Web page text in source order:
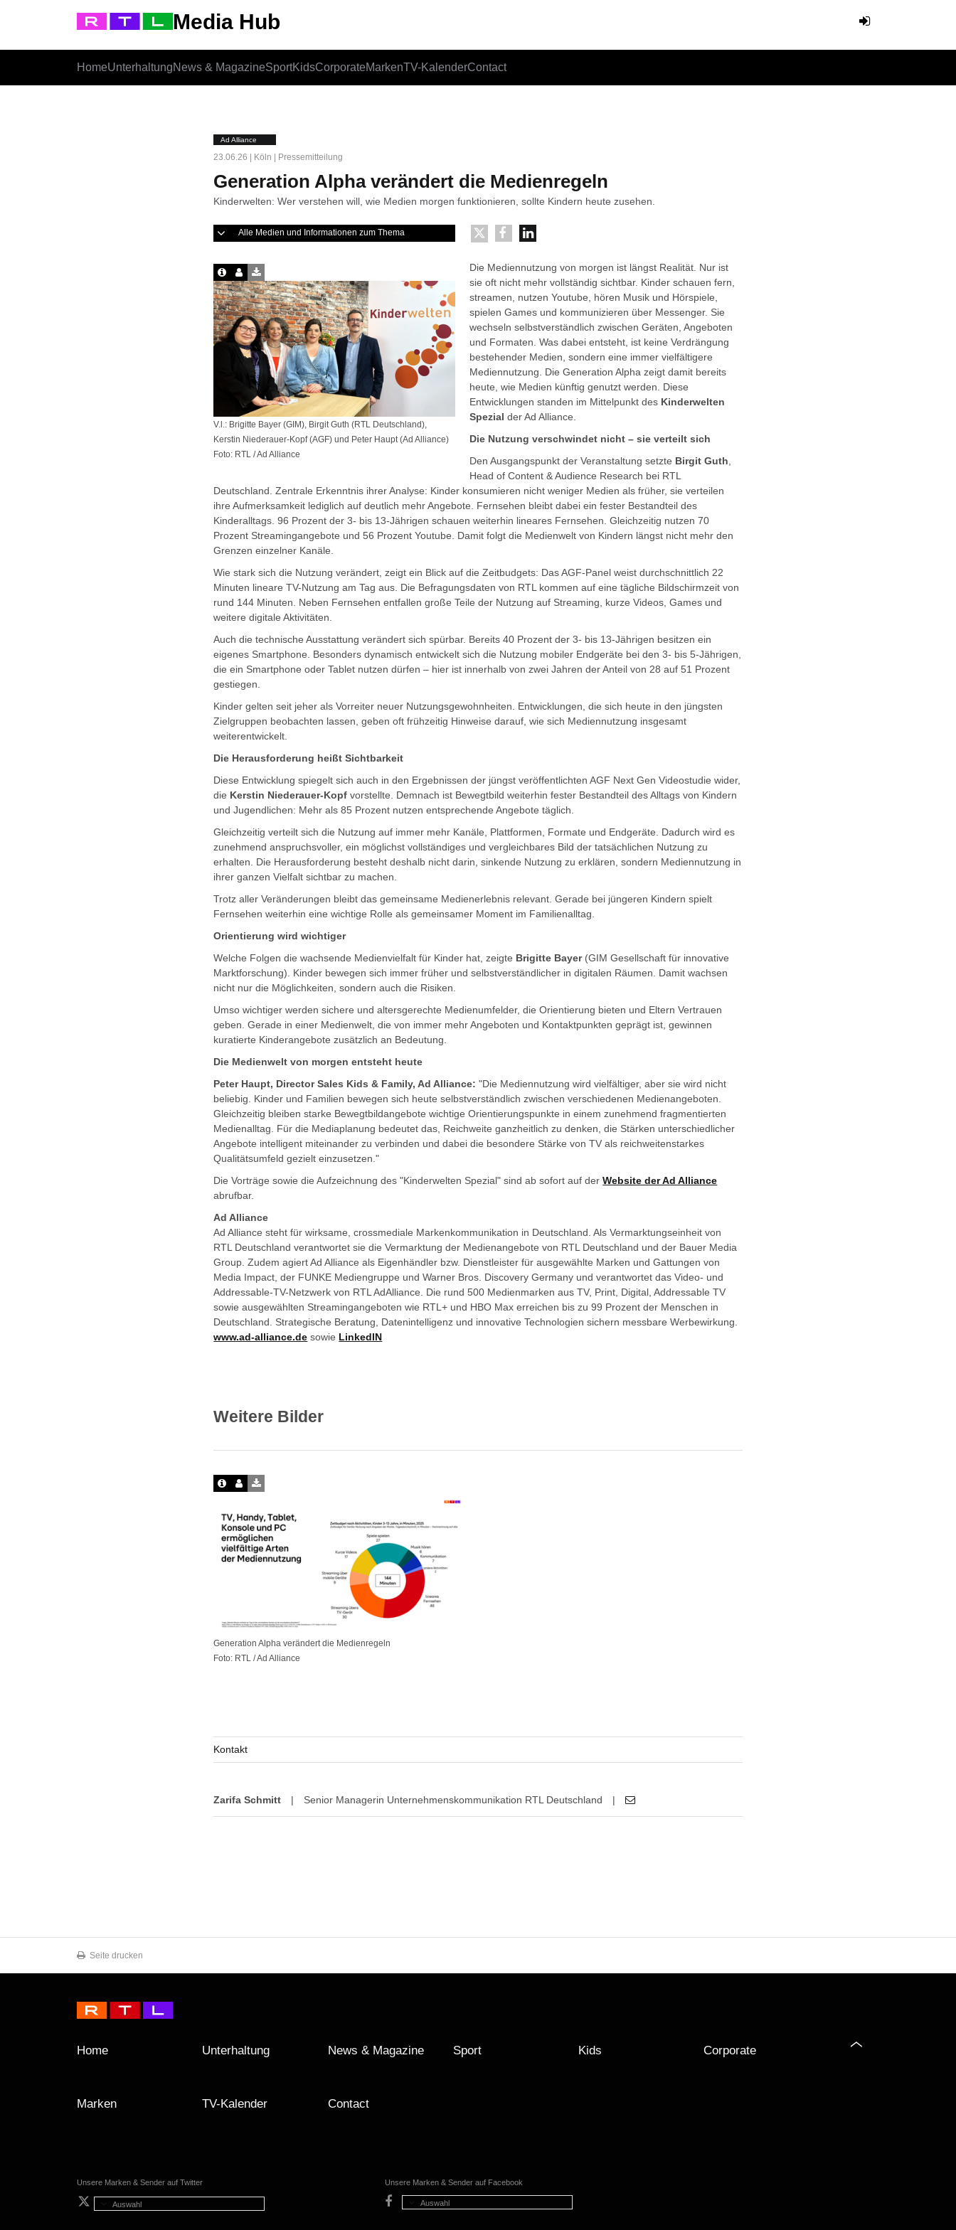
Media Hub
HomeUnterhaltungNews & MagazineSportKidsCorporateMarkenTV-KalenderContact
Ad Alliance
23.06.26 | Köln | Pressemitteilung
Generation Alpha verändert die Medienregeln
Kinderwelten: Wer verstehen will, wie Medien morgen funktionieren, sollte Kindern heute zusehen.
Alle Medien und Informationen zum Thema
V.l.: Brigitte Bayer (GIM), Birgit Guth (RTL Deutschland),
Kerstin Niederauer-Kopf (AGF) und Peter Haupt (Ad Alliance)
Foto: RTL / Ad Alliance
Die Mediennutzung von morgen ist längst Realität. Nur ist
sie oft nicht mehr vollständig sichtbar. Kinder schauen fern,
streamen, nutzen Youtube, hören Musik und Hörspiele,
spielen Games und kommunizieren über Messenger. Sie
wechseln selbstverständlich zwischen Geräten, Angeboten
und Formaten. Was dabei entsteht, ist keine Verdrängung
bestehender Medien, sondern eine immer vielfältigere
Mediennutzung. Die Generation Alpha zeigt damit bereits
heute, wie Medien künftig genutzt werden. Diese
Entwicklungen standen im Mittelpunkt des Kinderwelten
Spezial der Ad Alliance.
Die Nutzung verschwindet nicht – sie verteilt sich
Den Ausgangspunkt der Veranstaltung setzte Birgit Guth
Head of Content & Audience Research bei RTL
Deutschland. Zentrale Erkenntnis ihrer Analyse: Kinder konsumieren nicht weniger Medien als früher, sie verteilen
ihre Aufmerksamkeit lediglich auf deutlich mehr Angebote. Fernsehen bleibt dabei ein fester Bestandteil des
Kinderalltags. 96 Prozent der 3- bis 13-Jährigen schauen weiterhin lineares Fernsehen. Gleichzeitig nutzen 70
Prozent Streamingangebote und 56 Prozent Youtube. Damit folgt die Medienwelt von Kindern längst nicht mehr den
Grenzen einzelner Kanäle.
Wie stark sich die Nutzung verändert, zeigt ein Blick auf die Zeitbudgets: Das AGF-Panel weist durchschnittlich 22
Minuten lineare TV-Nutzung am Tag aus. Die Befragungsdaten von RTL kommen auf eine tägliche Bildschirmzeit von
rund 144 Minuten. Neben Fernsehen entfallen große Teile der Nutzung auf Streaming, kurze Videos, Games und
weitere digitale Aktivitäten.
Auch die technische Ausstattung verändert sich spürbar. Bereits 40 Prozent der 3- bis 13-Jährigen besitzen ein
eigenes Smartphone. Besonders dynamisch entwickelt sich die Nutzung mobiler Endgeräte bei den 3- bis 5-Jährigen,
die ein Smartphone oder Tablet nutzen dürfen – hier ist innerhalb von zwei Jahren der Anteil von 28 auf 51 Prozent
gestiegen.
Kinder gelten seit jeher als Vorreiter neuer Nutzungsgewohnheiten. Entwicklungen, die sich heute in den jüngsten
Zielgruppen beobachten lassen, geben oft frühzeitig Hinweise darauf, wie sich Mediennutzung insgesamt
weiterentwickelt.
Die Herausforderung heißt Sichtbarkeit
Diese Entwicklung spiegelt sich auch in den Ergebnissen der jüngst veröffentlichten AGF Next Gen Videostudie wider,
die Kerstin Niederauer-Kopf vorstellte. Demnach ist Bewegtbild weiterhin fester Bestandteil des Alltags von Kindern
und Jugendlichen: Mehr als 85 Prozent nutzen entsprechende Angebote täglich.
Gleichzeitig verteilt sich die Nutzung auf immer mehr Kanäle, Plattformen, Formate und Endgeräte. Dadurch wird es
zunehmend anspruchsvoller, ein möglichst vollständiges und vergleichbares Bild der tatsächlichen Nutzung zu
erhalten. Die Herausforderung besteht deshalb nicht darin, sinkende Nutzung zu erklären, sondern Mediennutzung in
ihrer ganzen Vielfalt sichtbar zu machen.
Trotz aller Veränderungen bleibt das gemeinsame Medienerlebnis relevant. Gerade bei jüngeren Kindern spielt
Fernsehen weiterhin eine wichtige Rolle als gemeinsamer Moment im Familienalltag.
Orientierung wird wichtiger
Welche Folgen die wachsende Medienvielfalt für Kinder hat, zeigte Brigitte Bayer(GIM Gesellschaft für innovative
Marktforschung). Kinder bewegen sich immer früher und selbstverständlicher in digitalen Räumen. Damit wachsen
nicht nur die Möglichkeiten, sondern auch die Risiken.
Umso wichtiger werden sichere und altersgerechte Medienumfelder, die Orientierung bieten und Eltern Vertrauen
geben. Gerade in einer Medienwelt, die von immer mehr Angeboten und Kontaktpunkten geprägt ist, gewinnen
kuratierte Kinderangebote zusätzlich an Bedeutung.
Die Medienwelt von morgen entsteht heute
Peter Haupt, Director Sales Kids & Family, Ad Alliance:"Die Mediennutzung wird vielfältiger, aber sie wird nicht
beliebig. Kinder und Familien bewegen sich heute selbstverständlich zwischen verschiedenen Medienangeboten.
Gleichzeitig bleiben starke Bewegtbildangebote wichtige Orientierungspunkte in einem zunehmend fragmentierten
Medienalltag. Für die Mediaplanung bedeutet das, Reichweite ganzheitlich zu denken, die Stärken unterschiedlicher
Angebote intelligent miteinander zu verbinden und dabei die besondere Stärke von TV als reichweitenstarkes
Qualitätsumfeld gezielt einzusetzen."
Die Vorträge sowie die Aufzeichnung des "Kinderwelten Spezial" sind ab sofort auf derWebsite der Ad Alliance
abrufbar.
Ad Alliance
Ad Alliance steht für wirksame, crossmediale Markenkommunikation in Deutschland. Als Vermarktungseinheit von
RTL Deutschland verantwortet sie die Vermarktung der Medienangebote von RTL Deutschland und der Bauer Media
Group. Zudem agiert Ad Alliance als Eigenhändler bzw. Dienstleister für ausgewählte Marken und Gattungen von
Media Impact, der FUNKE Mediengruppe und Warner Bros. Discovery Germany und verantwortet das Video- und
Addressable-TV-Netzwerk von RTL AdAlliance. Die rund 500 Medienmarken aus TV, Print, Digital, Addressable TV
sowie ausgewählten Streamingangeboten wie RTL+ und HBO Max erreichen bis zu 99 Prozent der Menschen in
Deutschland. Strategische Beratung, Datenintelligenz und innovative Technologien sichern messbare Werbewirkung.
www.ad-alliance.de sowie LinkedIN
Weitere Bilder
Generation Alpha verändert die Medienregeln
Foto: RTL / Ad Alliance
Kontakt
Zarifa Schmitt | Senior Managerin Unternehmenskommunikation RTL Deutschland |
Seite drucken
Home Unterhaltung News & Magazine Sport Kids Corporate
Marken TV-Kalender Contact
Unsere Marken & Sender auf Twitter
Auswahl
Unsere Marken & Sender auf Facebook
Auswahl